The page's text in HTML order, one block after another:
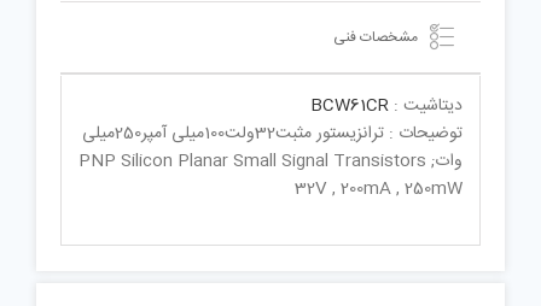
مشخصات فنی
دیتاشیت : BCW61CR
توضیحات : ترانزیستور مثبت32ولت100میلی آمپر250میلی
واتPNP Silicon Planar Small Signal Transistors ;
32V , 200mA , 250mW